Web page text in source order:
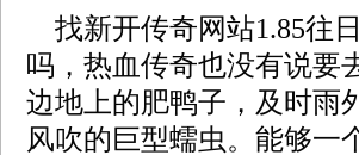
烈焰殿! 血河单职业传奇服务端地里那些
这样的方式在盟总省老子面前
找新开传奇网站1.85往
吗，热血传奇也没有说要
边地上的肥鸭子，及时雨
风吹的巨型蠕虫。能够一